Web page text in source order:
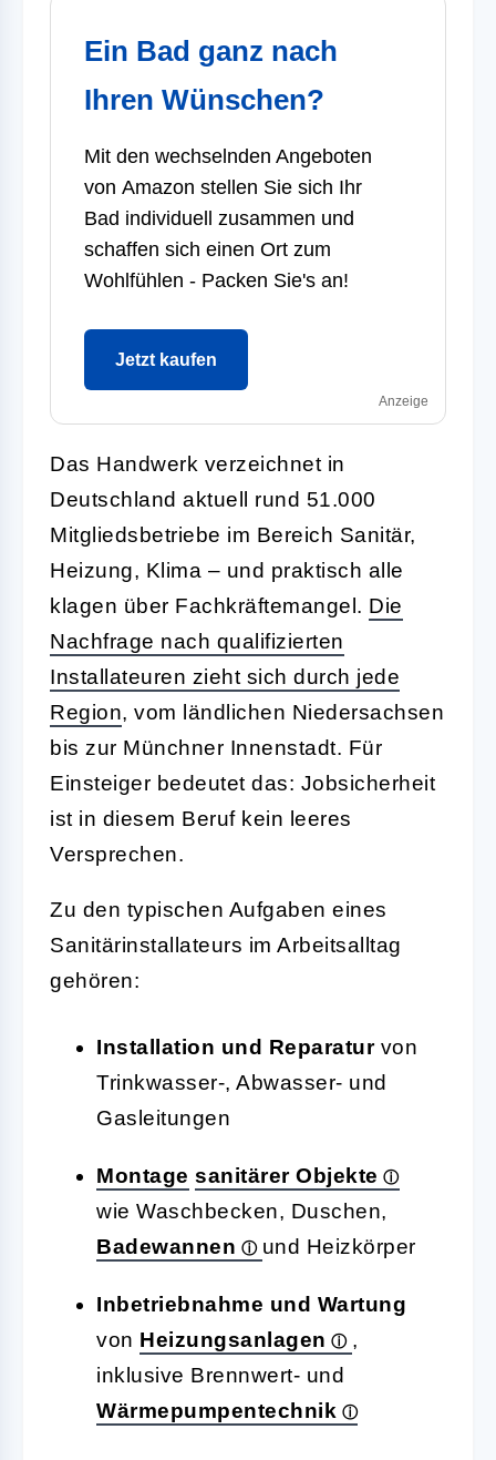
Ein Bad ganz nach
Ihren Wünschen?
Mit den wechselnden Angeboten
von Amazon stellen Sie sich Ihr
Bad individuell zusammen und
schaffen sich einen Ort zum
Wohlfühlen - Packen Sie's an!
Jetzt kaufen
Anzeige
Das Handwerk verzeichnet in
Deutschland aktuell rund 51.000
Mitgliedsbetriebe im Bereich Sanitär,
Heizung, Klima – und praktisch alle
klagen über Fachkräftemangel. Die
Nachfrage nach qualifizierten
Installateuren zieht sich durch jede
Region, vom ländlichen Niedersachsen
bis zur Münchner Innenstadt. Für
Einsteiger bedeutet das: Jobsicherheit
ist in diesem Beruf kein leeres
Versprechen.
Zu den typischen Aufgaben eines
Sanitärinstallateurs im Arbeitsalltag
gehören:
Installation und Reparaturvon
Trinkwasser-, Abwasser- und
Gasleitungen
Montage sanitärer Objekte
wie Waschbecken, Duschen,
Badewannen
und Heizkörper
Inbetriebnahme und Wartung
von Heizungsanlagen
,
inklusive Brennwert- und
Wärmepumpentechnik